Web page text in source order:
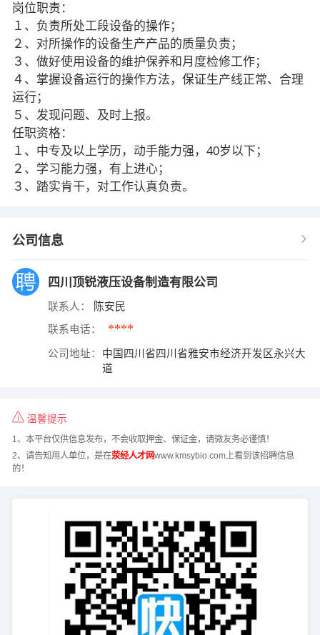
岗位职责：
１、负责所处工段设备的操作；
２、对所操作的设备生产产品的质量负责；
３、做好使用设备的维护保养和月度检修工作；
４、掌握设备运行的操作方法，保证生产线正常、合理
运行；
５、发现问题、及时上报。
任职资格：
１、中专及以上学历，动手能力强，40岁以下；
２、学习能力强，有上进心；
３、踏实肯干，对工作认真负责。
公司信息
四川顶锐液压设备制造有限公司
联系人： 陈安民
联系电话： ****
公司地址：
中国四川省四川省雅安市经济开发区永兴大
道
温馨提示
1、本平台仅供信息发布，不会收取押金、保证金，请微友务必谨慎！
2、请告知用人单位，是在荥经人才网www.kmsybio.com上看到该招聘信息
的！